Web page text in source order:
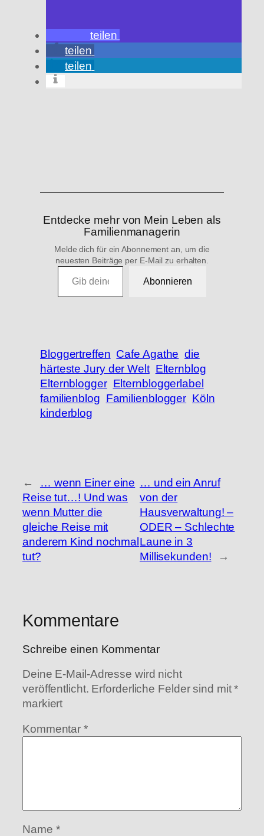
teilen
teilen
teilen
Entdecke mehr von Mein Leben als
Familienmanagerin
Melde dich für ein Abonnement an, um die
neuesten Beiträge per E-Mail zu erhalten.
Gib deine E-Mail-Adresse ein …
Abonnieren
Bloggertreffen Cafe Agathe die
härteste Jury der Welt Elternblog
Elternblogger Elternbloggerlabel
familienblog Familienblogger Köln
kinderblog
←
… wenn Einer eine
Reise tut…! Und was
wenn Mutter die
gleiche Reise mit
anderem Kind nochmal
tut?
… und ein Anruf
von der
Hausverwaltung! –
ODER – Schlechte
Laune in 3
Millisekunden!
→
Kommentare
Schreibe einen Kommentar
Deine E-Mail-Adresse wird nicht
veröffentlicht. Erforderliche Felder sind mit*
markiert
Kommentar*
Name *